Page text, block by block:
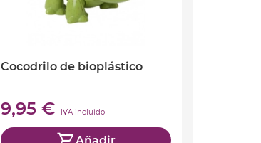
Cocodrilo de bioplástico
9,95 € IVA incluido